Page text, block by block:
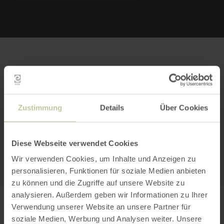
Zustimmung Details Über Cookies
Diese Webseite verwendet Cookies
Wir verwenden Cookies, um Inhalte und Anzeigen zu
personalisieren, Funktionen für soziale Medien anbieten
zu können und die Zugriffe auf unsere Website zu
analysieren. Außerdem geben wir Informationen zu Ihrer
Verwendung unserer Website an unsere Partner für
soziale Medien, Werbung und Analysen weiter. Unsere
Bitte akzeptieren Sie den Einsatz aller
Cookies, um den Inhalt dieser Seite
sehen zu können.
Alle Cookies Freigeben
Gute Rahmenbedingungen für